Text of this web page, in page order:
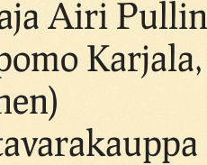
Airi